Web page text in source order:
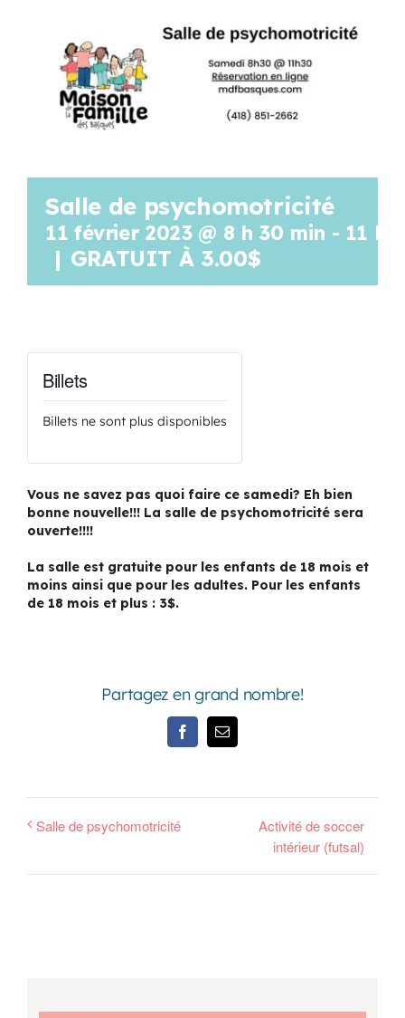
Mon Compte
OFFRES D’EMPLOI
Salle de psychomotricité
11 février 2023 @ 8 h 30 min - 11 h
| GRATUIT À 3.00$
Billets
Billets ne sont plus disponibles
Vous ne savez pas quoi faire ce samedi? Eh bien
bonne nouvelle!!! La salle de psychomotricité sera
ouverte!!!!
La salle est gratuite pour les enfants de 18 mois et
moins ainsi que pour les adultes. Pour les enfants
de 18 mois et plus : 3$.
Partagez en grand nombre!
FacebookEmail
Salle de psychomotricité
Activité de soccer
intérieur (futsal)